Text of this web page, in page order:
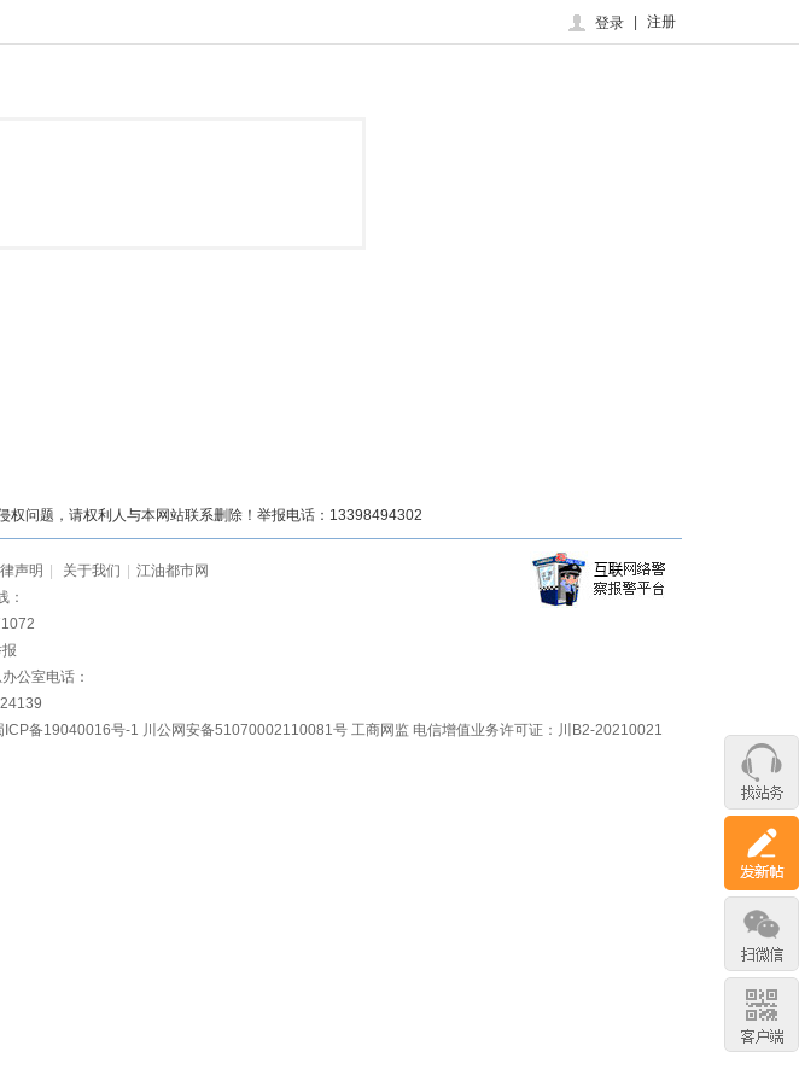
登录 注册
权问题，请权利人与本网站联系删除！举报电话：13398494302
声明 关于我们
江油都市网
：
公室电话：
ICP备19040016号-1 川公网安备51070002110081号 工商网监 电信增值业务许可证：川B2-20210021